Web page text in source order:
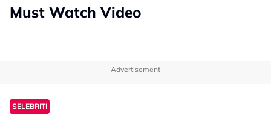
Must Watch Video
Advertisement
SELEBRITI